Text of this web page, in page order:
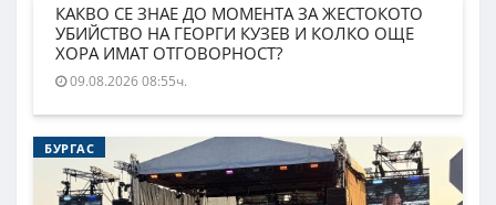
КАКВО СЕ ЗНАЕ ДО МОМЕНТА ЗА ЖЕСТОКОТО
УБИЙСТВО НА ГЕОРГИ КУЗЕВ И КОЛКО ОЩЕ
ХОРА ИМАТ ОТГОВОРНОСТ?
09.08.2026 08:55ч.
БУРГАС